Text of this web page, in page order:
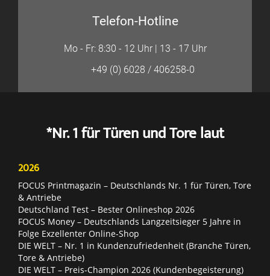
Telefon-Hotline
Mo - Fr: 8:30 - 12 Uhr | 13 - 17 Uhr
+49 (0) 6028 / 406258-0
*Nr. 1 für Türen und Tore laut
2026
FOCUS Printmagazin – Deutschlands Nr. 1 für Türen, Tore
& Antriebe
Deutschland Test – Bester Onlineshop 2026
FOCUS Money – Deutschlands Langzeitsieger 5 Jahre in
Folge Exzellenter Online-Shop
DIE WELT – Nr. 1 in Kundenzufriedenheit (Branche Türen,
Tore & Antriebe)
DIE WELT – Preis-Champion 2026 (Kundenbegeisterung)